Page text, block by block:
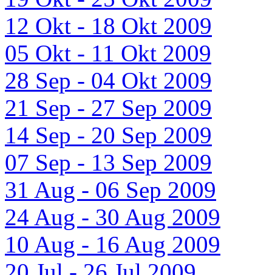
12 Okt - 18 Okt 2009
05 Okt - 11 Okt 2009
28 Sep - 04 Okt 2009
21 Sep - 27 Sep 2009
14 Sep - 20 Sep 2009
07 Sep - 13 Sep 2009
31 Aug - 06 Sep 2009
24 Aug - 30 Aug 2009
10 Aug - 16 Aug 2009